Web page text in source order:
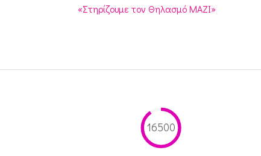
«Στηρίζουμε τον Θηλασμό ΜΑΖΙ»
16500